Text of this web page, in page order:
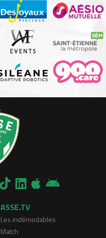
ASSE.TV
Les indémodables
Match